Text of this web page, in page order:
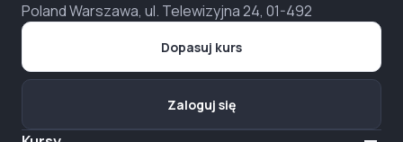
Poland Warszawa, ul. Telewizyjna 24, 01-492
Dopasuj kurs
Zaloguj się